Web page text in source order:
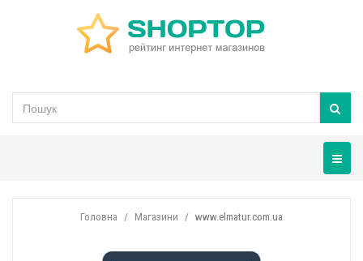
Головна Магазини www.elmatur.com.ua